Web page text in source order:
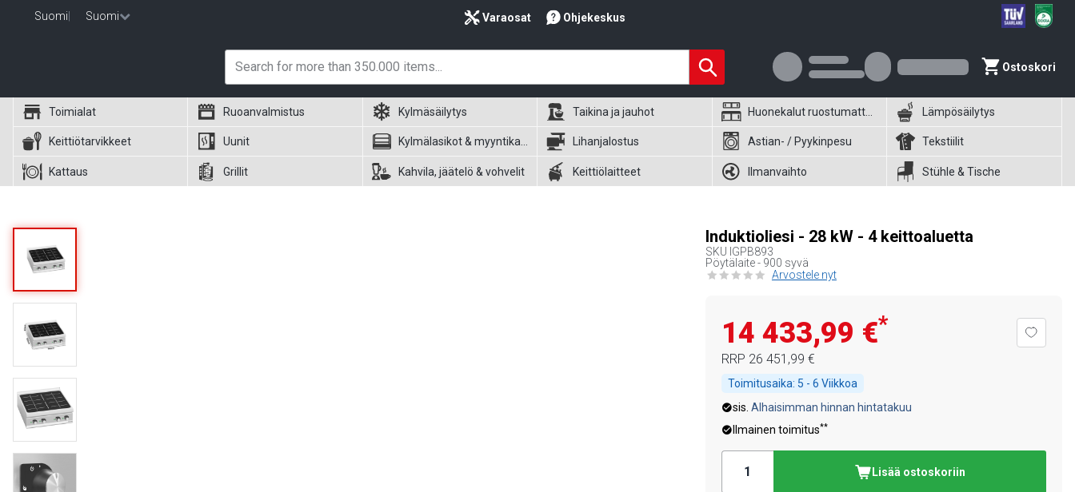
Suomi Suomi Varaosat Ohjekeskus
Ostoskori
Toimialat Ruoanvalmistus Kylmäsäilytys Taikina ja jauhot Huonekalut ruostumattomasta teräksestä Lämpösäilytys
Keittiötarvikkeet Uunit Lihanjalostus Astian- / Pyykinpesu Tekstiilit
Kattaus Grillit Kahvila, jäätelö & vohvelit Keittiölaitteet Ilmanvaihto Stühle & Tische
Induktioliesi - 28 kW - 4 keittoaluetta
SKU IGPB893
Pöytälaite - 900 syvä
Arvostele nyt
14 433,99 €*
RRP 26 451,99 €
Toimitusaika: 5 - 6 Viikkoa
sis. Alhaisimman hinnan hintatakuu
Ilmainen toimitus**
Lisää ostoskoriin